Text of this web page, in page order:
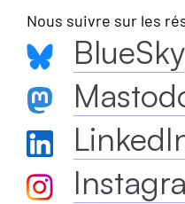
Nous suivre sur les
BlueSky